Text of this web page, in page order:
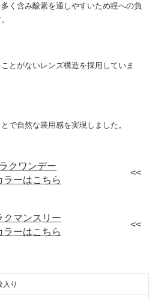
く含み酸素を通しやすいため瞳への負
とがないレンズ構造を採用していま
で自然な装用感を実現しました。
クワンデー
ラーはこちら
クマンスリー
ラーはこちら
入り